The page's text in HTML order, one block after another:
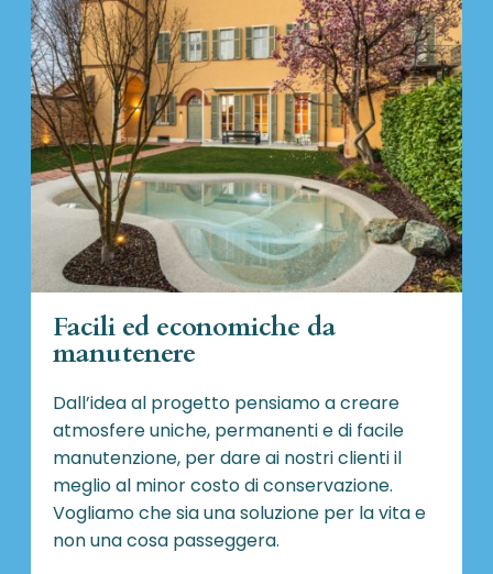
Facili ed economiche da
manutenere
Dall’idea al progetto pensiamo a creare
atmosfere uniche, permanenti e di facile
manutenzione, per dare ai nostri clienti il
meglio al minor costo di conservazione.
Vogliamo che sia una soluzione per la vita e
non una cosa passeggera.